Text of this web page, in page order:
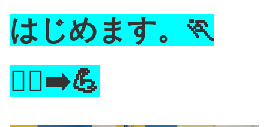
はじめます。🏃
🏃‍♂️‍➡️💪